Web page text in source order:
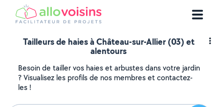
Tailleurs de haies à Château-sur-Allier (03) et
alentours
Besoin de tailler vos haies et arbustes dans votre jardin
? Visualisez les profils de nos membres et contactez-
les !